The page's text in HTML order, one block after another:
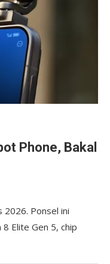
Phone, Bakal
Ponsel ini
Elite Gen 5, chip